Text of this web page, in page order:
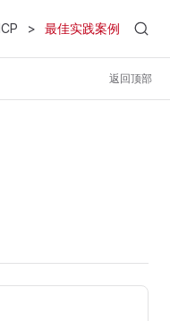
> 最佳实践案例
返回顶部